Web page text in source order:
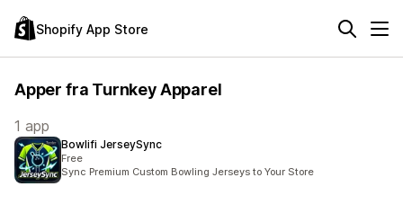
Shopify App Store
Apper fra Turnkey Apparel
1 app
Bowlifi JerseySync
Free
Sync Premium Custom Bowling Jerseys to Your Store